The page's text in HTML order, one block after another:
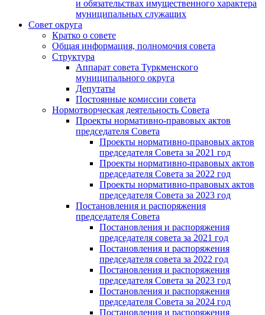
и обязательствах имущественного характера
муниципальных служащих
Совет округа
Кратко о совете
Общая информация, полномочия совета
Структура
Аппарат совета Туркменского
муниципального округа
Депутаты
Постоянные комиссии совета
Нормотворческая деятельность Совета
Проекты нормативно-правовых актов
председателя Cовета
Проекты нормативно-правовых актов
председателя Cовета за 2021 год
Проекты нормативно-правовых актов
председателя Cовета за 2022 год
Проекты нормативно-правовых актов
председателя Cовета за 2023 год
Постановления и распоряжения
председателя Cовета
Постановления и распоряжения
председателя совета за 2021 год
Постановления и распоряжения
председателя совета за 2022 год
Постановления и распоряжения
председателя Cовета за 2023 год
Постановления и распоряжения
председателя Cовета за 2024 год
Постановления и распоряжения